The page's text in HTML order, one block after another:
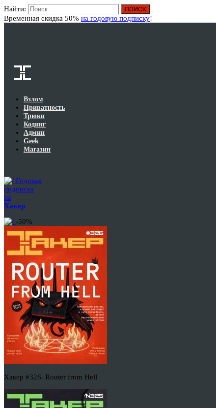
Найти:
Временная скидка 50% на годовую подписку!
Взлом
Приватность
Трюки
Кодинг
Админ
Geek
Магазин
Годовая
подписка
на
Хакер
-50%
Хакер #326. Router from Hell